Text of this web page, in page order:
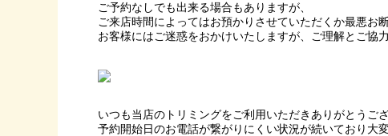
ご予約なしでも出来る場合もありますが、
ご来店時間によってはお預かりさせていただくか最悪お
お客様にはご迷惑をおかけいたしますが、ご理解とご協
いつも当店のトリミングをご利用いただきありがとうござ
予約開始日のお電話が繋がりにくい状況が続いており大